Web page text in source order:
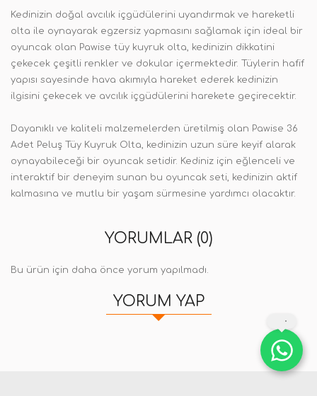
Kedinizin doğal avcılık içgüdülerini uyandırmak ve hareketli
olta ile oynayarak egzersiz yapmasını sağlamak için ideal bir
oyuncak olan Pawise tüy kuyruk olta, kedinizin dikkatini
çekecek çeşitli renkler ve dokular içermektedir. Tüylerin hafif
yapısı sayesinde hava akımıyla hareket ederek kedinizin
ilgisini çekecek ve avcılık içgüdülerini harekete geçirecektir.
Dayanıklı ve kaliteli malzemelerden üretilmiş olan Pawise 36
Adet Peluş Tüy Kuyruk Olta, kedinizin uzun süre keyif alarak
oynayabileceği bir oyuncak setidir. Kediniz için eğlenceli ve
interaktif bir deneyim sunan bu oyuncak seti, kedinizin aktif
kalmasına ve mutlu bir yaşam sürmesine yardımcı olacaktır.
YORUMLAR (0)
Bu ürün için daha önce yorum yapılmadı.
YORUM YAP